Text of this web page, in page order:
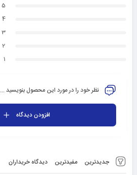
جدیدترین مفیدترین دیدگاه خریداران
5
4
3
2
1
نظر خود را در مورد این محصول بنویسید ...
افزودن دیدگاه